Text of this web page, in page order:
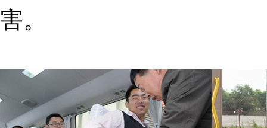
害。